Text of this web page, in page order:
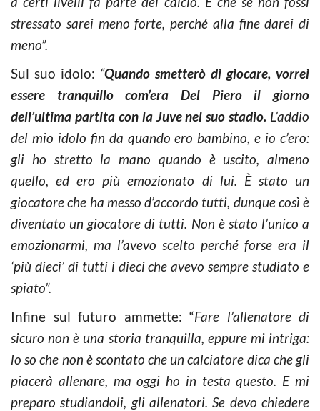
stressato sarei meno forte, perché alla fine darei di
meno”.
Sul suo idolo: “Quando smetterò di giocare, vorrei
essere tranquillo com’era Del Piero il giorno
dell’ultima partita con la Juve nel suo stadio. L’addio
del mio idolo fin da quando ero bambino, e io c’ero:
gli ho stretto la mano quando è uscito, almeno
quello, ed ero più emozionato di lui. È stato un
giocatore che ha messo d’accordo tutti, dunque così è
diventato un giocatore di tutti. Non è stato l’unico a
emozionarmi, ma l’avevo scelto perché forse era il
‘più dieci’ di tutti i dieci che avevo sempre studiato e
spiato”.
Infine sul futuro ammette: “Fare l’allenatore di
sicuro non è una storia tranquilla, eppure mi intriga:
lo so che non è scontato che un calciatore dica che gli
piacerà allenare, ma oggi ho in testa questo. E mi
preparo studiandoli, gli allenatori. Se devo chiedere